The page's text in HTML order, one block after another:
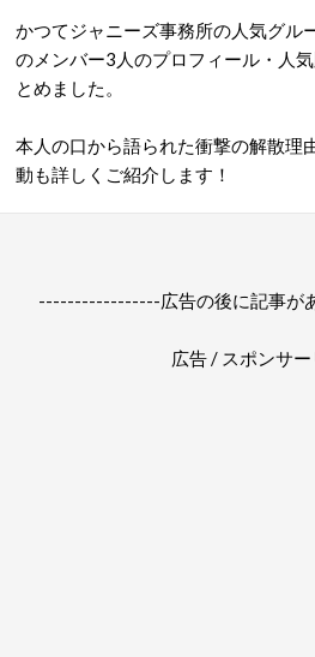
かつてジャニーズ事務所の人気グル
のメンバー3人のプロフィール・人
とめました。
本人の口から語られた衝撃の解散理
動も詳しくご紹介します！
-----------------広告の後に記事
広告 / スポンサー